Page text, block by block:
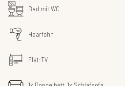
Bad mit WC
Haarföhn
Flat-TV